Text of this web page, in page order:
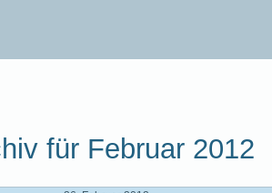
für Februar 2012